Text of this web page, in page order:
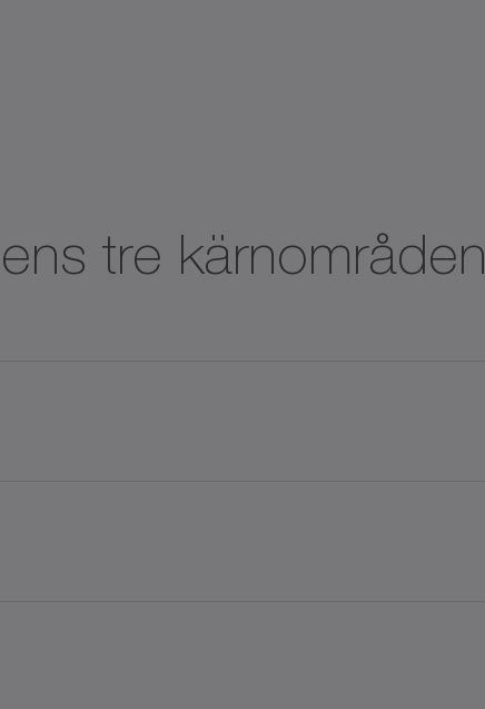
tre kärnområden